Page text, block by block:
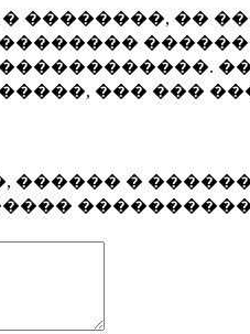
��������, ��
��� ���
������ �